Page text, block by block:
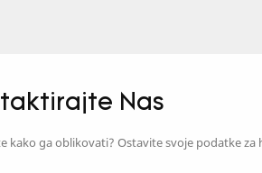
Nas
kako ga oblikovati? Ostavite svoje podatke za